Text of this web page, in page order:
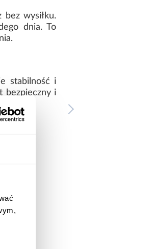
wysiłku.
dnia. To
stabilność i
bezpieczny i